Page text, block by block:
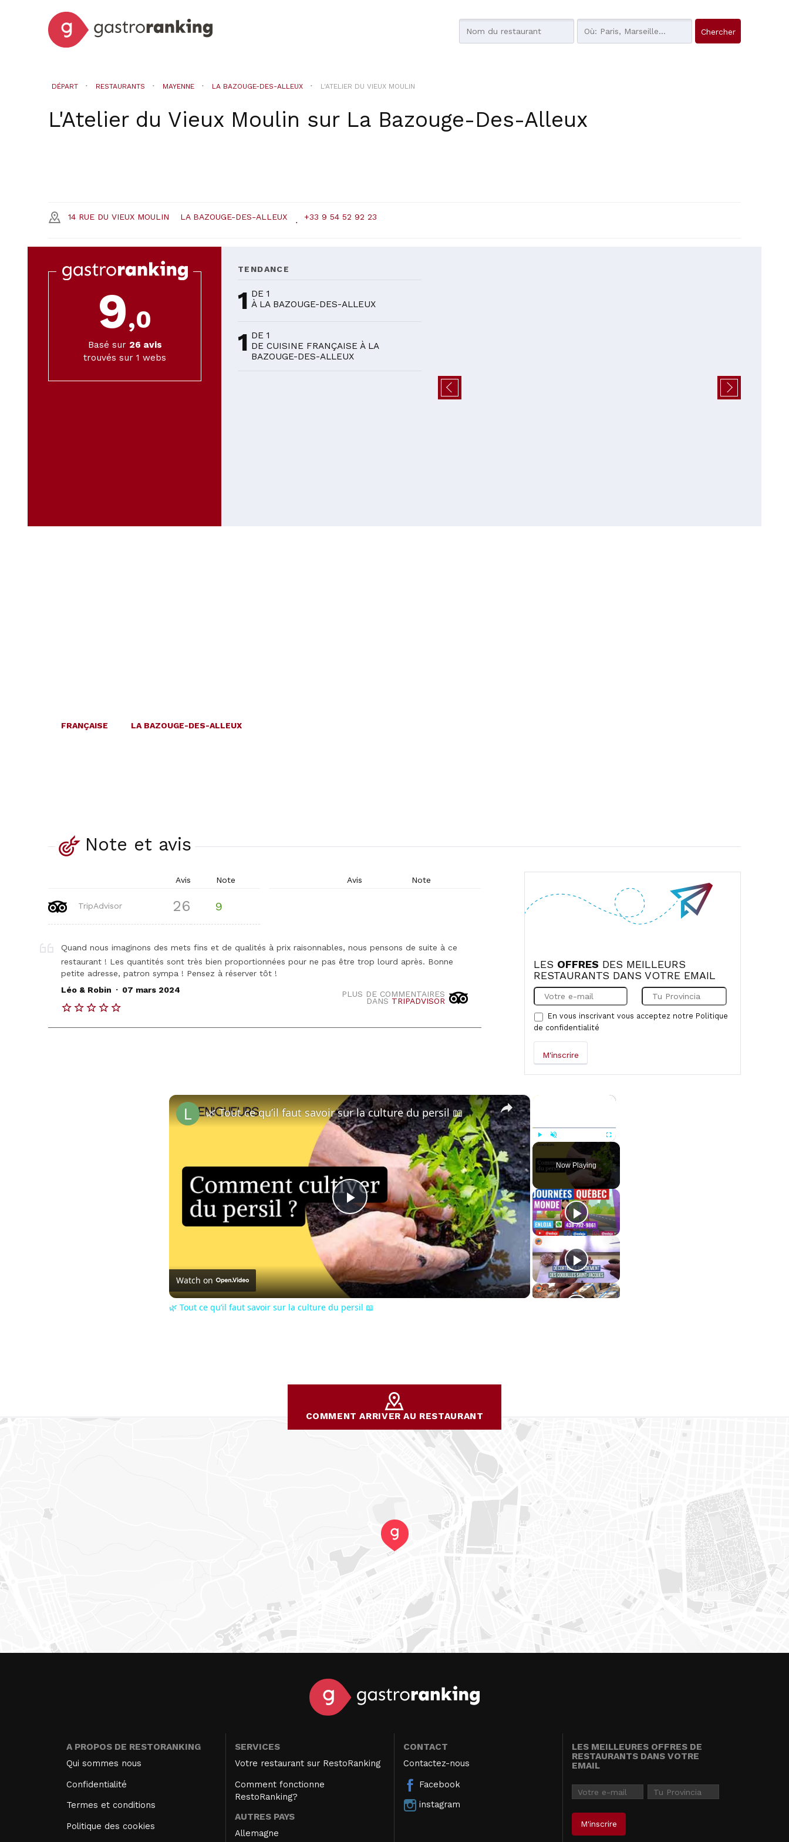
DÉPART RESTAURANTS MAYENNE LA BAZOUGE-DES-ALLEUX L'ATELIER DU VIEUX MOULIN
L'Atelier du Vieux Moulin sur La Bazouge-Des-Alleux
14 RUE DU VIEUX MOULIN LA BAZOUGE-DES-ALLEUX +33 9 54 52 92 23
9,0
Basé sur 26 avis
trouvés sur 1 webs
TENDANCE
1 DE 1
À LA BAZOUGE-DES-ALLEUX
1 DE 1
DE CUISINE FRANÇAISE À LA
BAZOUGE-DES-ALLEUX
FRANÇAISE LA BAZOUGE-DES-ALLEUX
Note et avis
Avis Note
TripAdvisor 26 9
Avis Note
Quand nous imaginons des mets fins et de qualités à prix raisonnables, nous pensons de suite à ce
restaurant ! Les quantités sont très bien proportionnées pour ne pas être trop lourd après. Bonne
petite adresse, patron sympa ! Pensez à réserver tôt !
PLUS DE COMMENTAIRES
DANS TRIPADVISOR
Léo & Robin . 07 mars 2024
LES OFFRES DES MEILLEURS
RESTAURANTS DANS VOTRE EMAIL
En vous inscrivant vous acceptez notre Politique
de confidentialité
×
Play Fullscreen
Now Playing
×
Play
Video
🌿 Tout ce qu’il faut savoir sur la culture du persil 📖
Watch on
🌿 Tout ce qu’il faut savoir sur la culture du persil 📖
COMMENT ARRIVER AU RESTAURANT
A PROPOS DE RESTORANKING
Qui sommes nous
Confidentialité
Termes et conditions
Politique des cookies
SERVICES
Votre restaurant sur RestoRanking
Comment fonctionne
RestoRanking?
AUTRES PAYS
Allemagne
CONTACT
Contactez-nous
Facebook
instagram
LES MEILLEURES OFFRES DE
RESTAURANTS DANS VOTRE
EMAIL